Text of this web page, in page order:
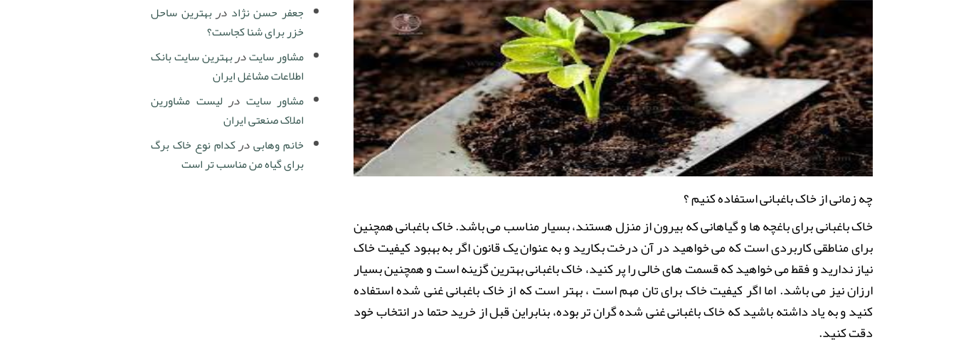
چه زمانی از خاک باغبانی استفاده کنیم ؟
خاک باغبانی برای باغچه ها و گیاهانی که بیرون از منزل هستند، بسیار مناسب می باشد. خاک باغبانی همچنین
برای مناطقی کاربردی است که می خواهید در آن درخت بکارید و به عنوان یک قانون اگر به بهبود کیفیت خاک
نیاز ندارید و فقط می خواهید که قسمت های خالی را پر کنید، خاک باغبانی بهترین گزینه است و همچنین بسیار
ارزان نیز می باشد.اما اگر کیفیت خاک برای تان مهم است ، بهتر است که از خاک باغبانی غنی شده استفاده
کنید و به یاد داشته باشید که خاک باغبانی غنی شده گران تر بوده، بنابراین قبل از خرید حتما در انتخاب خود
دقت کنید.
جعفر حسن نژاد دربهترین ساحل
خزر برای شنا کجاست؟
مشاور سایتدربهترین سایت بانک
اطلاعات مشاغل ایران
مشاور سایت درلیست مشاورین
املاک صنعتی ایران
خانم وهابیدرکدام نوع خاک برگ
برای گیاه من مناسب تر است